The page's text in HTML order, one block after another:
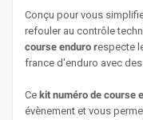
Conçu pour vous
refouler au contrôle
course enduro respecte
france d'enduro avec
Ce kit numéro de course
évènement et vous